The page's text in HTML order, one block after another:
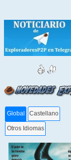
Global Castellano
Otros Idiomas